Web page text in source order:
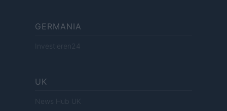
GERMANIA
Investieren24
UK
News Hub UK